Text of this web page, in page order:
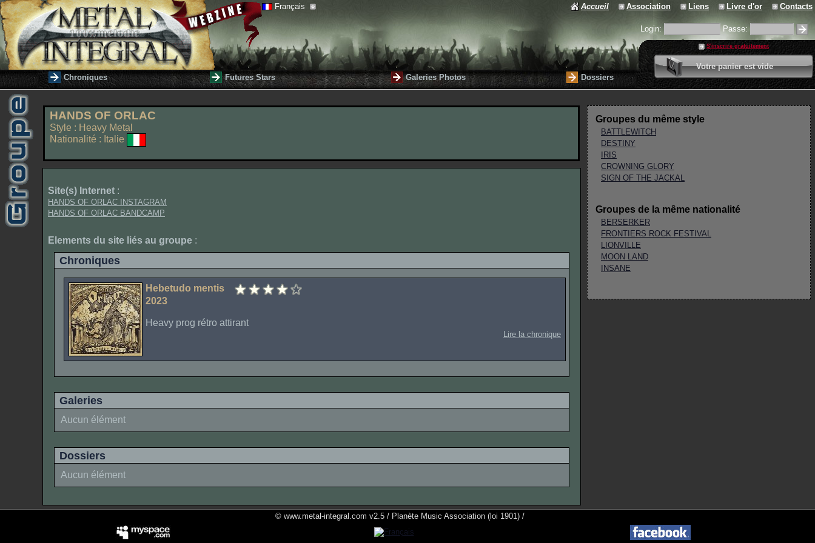
Français Accueil Association Liens Livre d'or Contacts
Login: Passe:
S'inscrire gratuitement
Votre panier est vide
0 article
Valider votre panier
Chroniques Futures Stars Galeries Photos Dossiers
HANDS OF ORLAC
Style : Heavy Metal
Nationalité : Italie
Groupes du même style
BATTLEWITCH
DESTINY
IRIS
CROWNING GLORY
SIGN OF THE JACKAL
Groupes de la même nationalité
BERSERKER
FRONTIERS ROCK FESTIVAL
LIONVILLE
MOON LAND
INSANE
Site(s) Internet :
HANDS OF ORLAC INSTAGRAM
HANDS OF ORLAC BANDCAMP
Elements du site liés au groupe :
Chroniques
Hebetudo mentis
2023
Heavy prog rétro attirant
Lire la chronique
Galeries
Aucun élément
Dossiers
Aucun élément
© www.metal-integral.com v2.5 / Planète Music Association (loi 1901) /